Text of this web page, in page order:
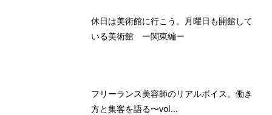
休日は美術館に行こう。月曜日も開館して
いる美術館 ー関東編ー
フリーランス美容師のリアルボイス。働き
方と集客を語る〜vol...